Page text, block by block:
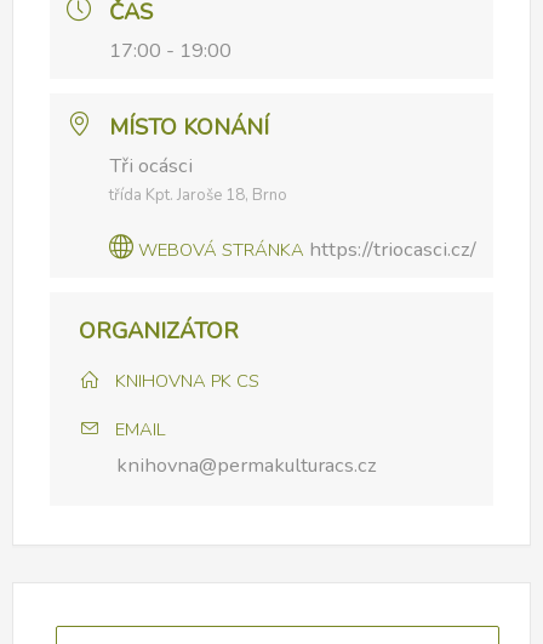
ČAS
17:00 - 19:00
MÍSTO KONÁNÍ
Tři ocásci
třída Kpt. Jaroše 18, Brno
WEBOVÁ STRÁNKA https://triocasci.cz/
ORGANIZÁTOR
KNIHOVNA PK CS
EMAIL
knihovna@permakulturacs.cz